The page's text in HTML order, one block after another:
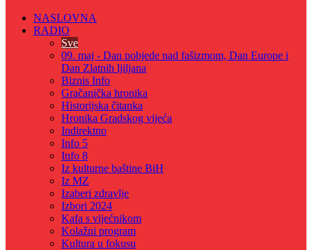
NASLOVNA
RADIO
Sve
09. maj - Dan pobjede nad fašizmom, Dan Europe i
Dan Zlatnih ljiljana
Biznis Info
Gračanička hronika
Historijska čitanka
Hronika Gradskog vijeća
Indirektno
Info 5
Info 8
Iz kulturne baštine BiH
Iz MZ
Izaberi zdravlje
Izbori 2024
Kafa s vijećnikom
Kolažni program
Kultura u fokusu